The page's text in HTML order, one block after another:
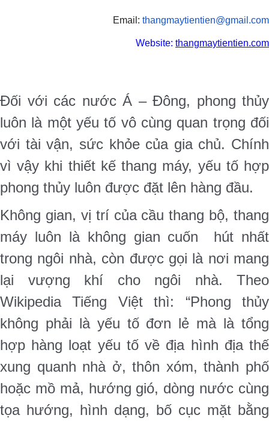
Email: thangmaytientien@gmail.com
Website: thangmaytientien.com
Đối với các nước Á – Đông, phong thủy
luôn là một yếu tố vô cùng quan trọng đối
với tài vận, sức khỏe của gia chủ. Chính
vì vậy khi thiết kế thang máy, yếu tố hợp
phong thủy luôn được đặt lên hàng đầu.
Không gian, vị trí của cầu thang bộ, thang
máy luôn là không gian cuốn hút nhất
trong ngôi nhà, còn được gọi là nơi mang
lại vượng khí cho ngôi nhà. Theo
Wikipedia Tiếng Việt thì: “Phong thủy
không phải là yếu tố đơn lẻ mà là tổng
hợp hàng loạt yếu tố về địa hình địa thế
xung quanh nhà ở, thôn xóm, thành phố
hoặc mồ mả, hướng gió, dòng nước cùng
tọa hướng, hình dạng, bố cục mặt bằng